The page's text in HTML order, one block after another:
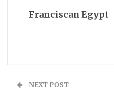
Franciscan Egypt
NEXT POST